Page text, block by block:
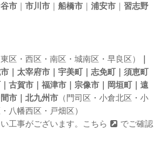
市 ｜ 市川市 ｜ 船橋市 ｜ 浦安市 ｜ 習志野
区・西区・南区・城南区・早良区）
｜太宰府市｜宇美町｜志免町｜須恵町
古賀市｜福津市｜宗像市｜岡垣町｜遠
市｜北九州市 （門司区・小倉北区・小
八幡西区・戸畑区）
工事がございます。
こちら
でご確認